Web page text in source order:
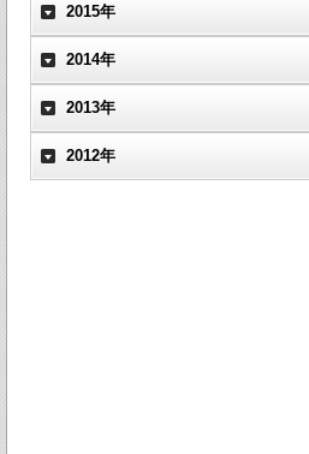
2015年
2014年
2013年
2012年